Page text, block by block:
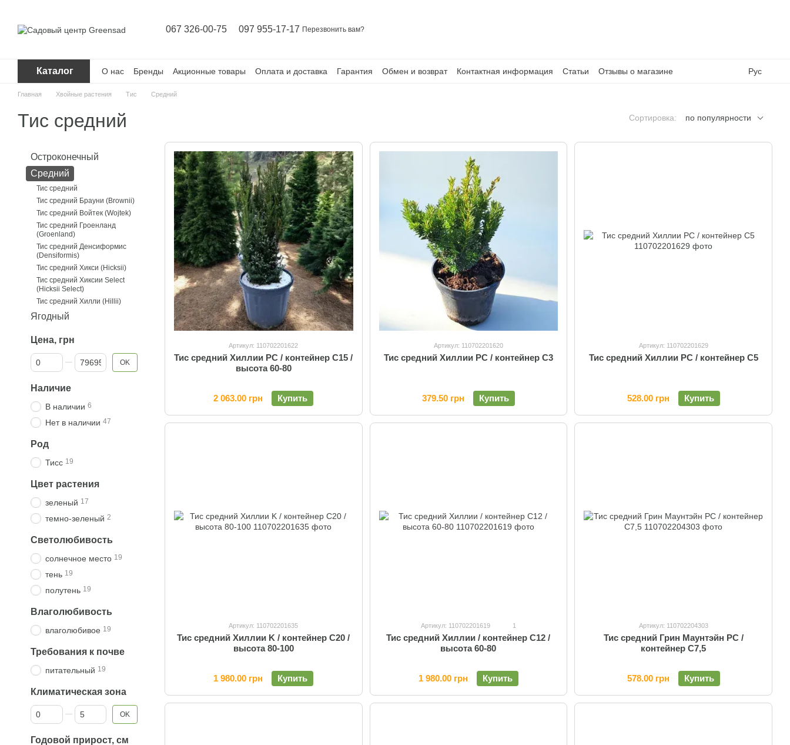
067 326-00-75 097 955-17-17 Перезвонить вам?
Каталог О нас Бренды Акционные товары Оплата и доставка Гарантия Обмен и возврат Контактная информация Статьи Отзывы о магазине Рус
Главная Хвойные растения Тис Средний
Тис средний Сортировка: по популярности
Артикул: 110702201622
Тис средний Хиллии PC / контейнер C15 /
высота 60-80
2 063.00 грн Купить
Артикул: 110702201620
Тис средний Хиллии PC / контейнер C3
379.50 грн Купить
Артикул: 110702201629
Тис средний Хиллии PC / контейнер C5
528.00 грн Купить
Артикул: 110702201635
Тис средний Хиллии K / контейнер C20 /
высота 80-100
1 980.00 грн Купить
Артикул: 110702201619 1
Тис средний Хиллии / контейнер C12 /
высота 60-80
1 980.00 грн Купить
Артикул: 110702204303
Тис средний Грин Маунтэйн PC /
контейнер C7,5
578.00 грн Купить
Остроконечный
Средний
Тис средний
Тис средний Брауни (Brownii)
Тис средний Войтек (Wojtek)
Тис средний Гроенланд
(Groenland)
Тис средний Денсиформис
(Densiformis)
Тис средний Хикси (Hicksii)
Тис средний Хиксии Select
(Hicksii Select)
Тис средний Хилли (Hillii)
Ягодный
Цена, грн
От Цена, грн
До Цена, грн OK
Наличие
В наличии 6
Нет в наличии 47
Род
Тисс 19
Цвет растения
зеленый 17
темно-зеленый 2
Светолюбивость
солнечное место 19
тень 19
полутень 19
Влаголюбивость
влаголюбивое 19
Требования к почве
питательный 19
Климатическая зона
От Климатическая зона
До Климатическая зона OK
Годовой прирост, см